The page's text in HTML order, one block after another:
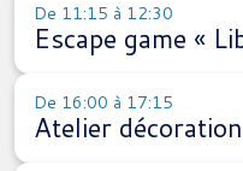
De 11:15 à 12:30
Escape game «
De 16:00 à 17:15
Atelier